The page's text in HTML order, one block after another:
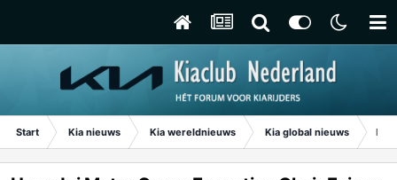
Start Kia nieuws Kia wereldnieuws Kia global nieuws